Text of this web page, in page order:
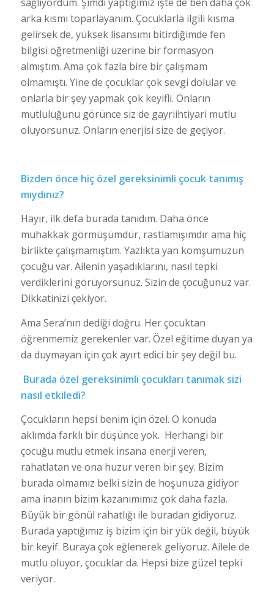
arka kısmı toparlayanım. Çocuklarla ilgili kısma
gelirsek de, yüksek lisansımı bitirdiğimde fen
bilgisi öğretmenliği üzerine bir formasyon
almıştım. Ama çok fazla bire bir çalışmam
olmamıştı. Yine de çocuklar çok sevgi dolular ve
onlarla bir şey yapmak çok keyifli. Onların
mutluluğunu görünce siz de gayriihtiyari mutlu
oluyorsunuz. Onların enerjisi size de geçiyor.
Bizden önce hiç özel gereksinimli çocuk tanımış
mıydınız?
Hayır, ilk defa burada tanıdım. Daha önce
muhakkak görmüşümdür, rastlamışımdır ama hiç
birlikte çalışmamıştım. Yazlıkta yan komşumuzun
çocuğu var. Ailenin yaşadıklarını, nasıl tepki
verdiklerini görüyorsunuz. Sizin de çocuğunuz var.
Dikkatinizi çekiyor.
Ama Sera’nın dediği doğru. Her çocuktan
öğrenmemiz gerekenler var. Özel eğitime duyan ya
da duymayan için çok ayırt edici bir şey değil bu.
Burada özel gereksinimli çocukları tanımak sizi
nasıl etkiledi?
Çocukların hepsi benim için özel. O konuda
aklımda farklı bir düşünce yok. Herhangi bir
çocuğu mutlu etmek insana enerji veren,
rahatlatan ve ona huzur veren bir şey. Bizim
burada olmamız belki sizin de hoşunuza gidiyor
ama inanın bizim kazanımımız çok daha fazla.
Büyük bir gönül rahatlığı ile buradan gidiyoruz.
Burada yaptığımız iş bizim için bir yük değil, büyük
bir keyif. Buraya çok eğlenerek geliyoruz. Ailele de
mutlu oluyor, çocuklar da. Hepsi bize güzel tepki
veriyor.